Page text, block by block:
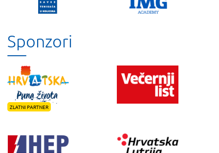
Sponzori
ZLATNI PARTNER